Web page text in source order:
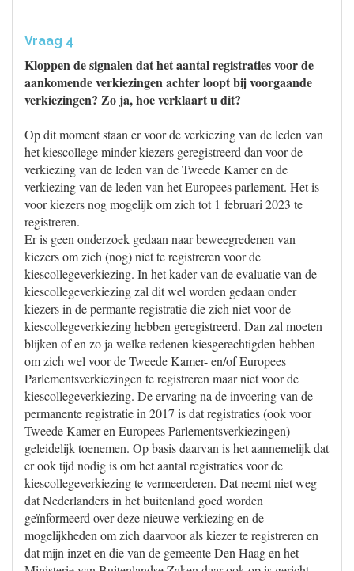
Vraag 4
Kloppen de signalen dat het aantal registraties voor de
aankomende verkiezingen achter loopt bij voorgaande
verkiezingen? Zo ja, hoe verklaart u dit?
Op dit moment staan er voor de verkiezing van de leden van
het kiescollege minder kiezers geregistreerd dan voor de
verkiezing van de leden van de Tweede Kamer en de
verkiezing van de leden van het Europees parlement. Het is
voor kiezers nog mogelijk om zich tot 1 februari 2023 te
registreren.
Er is geen onderzoek gedaan naar beweegredenen van
kiezers om zich (nog) niet te registreren voor de
kiescollegeverkiezing. In het kader van de evaluatie van de
kiescollegeverkiezing zal dit wel worden gedaan onder
kiezers in de permante registratie die zich niet voor de
kiescollegeverkiezing hebben geregistreerd. Dan zal moeten
blijken of en zo ja welke redenen kiesgerechtigden hebben
om zich wel voor de Tweede Kamer- en/of Europees
Parlementsverkiezingen te registreren maar niet voor de
kiescollegeverkiezing. De ervaring na de invoering van de
permanente registratie in 2017 is dat registraties (ook voor
Tweede Kamer en Europees Parlementsverkiezingen)
geleidelijk toenemen. Op basis daarvan is het aannemelijk dat
er ook tijd nodig is om het aantal registraties voor de
kiescollegeverkiezing te vermeerderen. Dat neemt niet weg
dat Nederlanders in het buitenland goed worden
geïnformeerd over deze nieuwe verkiezing en de
mogelijkheden om zich daarvoor als kiezer te registreren en
dat mijn inzet en die van de gemeente Den Haag en het